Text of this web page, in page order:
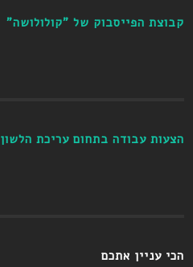
קבוצת הפייסבוק של "קולולושה"
הצעות עבודה בתחום עריכת הלשון
הכי עניין אתכם